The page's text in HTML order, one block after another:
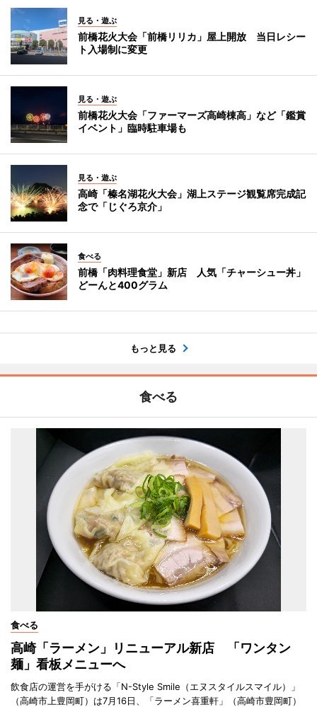
見る・遊ぶ
前橋花火大会「前橋リリカ」屋上開放 当日レシー
ト入場制に変更
見る・遊ぶ
前橋花火大会「ファーマーズ高崎棟高」など「鑑賞
イベント」臨時駐車場も
見る・遊ぶ
高崎「榛名湖花火大会」湖上ステージ観覧席完成記
念で「じぐろ京介」
食べる
前橋「肉料理食堂」新店 人気「チャーシュー丼」
どーんと400グラム
もっと見る
食べる
食べる
高崎「ラーメン」リニューアル新店 「ワンタン
麺」看板メニューへ
飲食店の運営を手がける「N-Style Smile（エヌスタイルスマイル）」
（高崎市上豊岡町）は7月16日、「ラーメン喜重軒」（高崎市豊岡町）